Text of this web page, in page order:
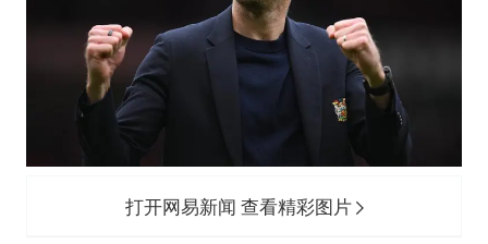
打开网易新闻 查看精彩图片